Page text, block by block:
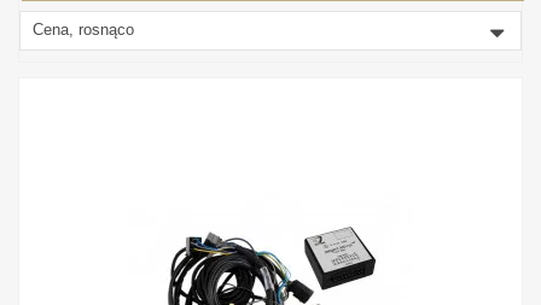
Cena, rosnąco